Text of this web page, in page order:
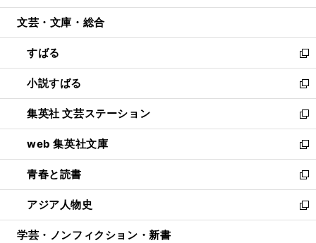
開
ウ
開
く
ン
ウ
で
開
く
ウ
ン
ド
ウ
で
開
く
文芸・文庫・総合
すばる
新
し
い
ウ
ィ
ン
ド
ウ
で
開
く
小説すばる
新
し
い
ウ
ィ
ン
ド
ウ
で
開
集英社 文芸ステーション
新
し
い
ウ
ィ
ン
ド
ウ
web 集英社文庫
新
し
い
ウ
ィ
ン
青春と読書
新
し
い
ウ
アジア人物史
新
し
学芸・ノンフィクション・新書